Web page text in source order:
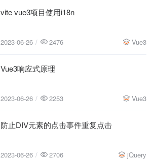
2023-06-26
vite vue3项目使用i18n
2023-06-26 2476 Vue3
2023-06-26
Vue3响应式原理
2023-06-26 2253 Vue3
2023-06-26
防止DIV元素的点击事件重复点击
2023-06-26 2706 jQuery